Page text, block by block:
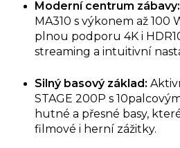
Moderní centrum zábavy:
MA310 s výkonem až 100
plnou podporu 4K i
streaming a intuitivní
Silný basový základ:
STAGE 200P s
hutné a přesné basy,
filmové i herní zážitky.